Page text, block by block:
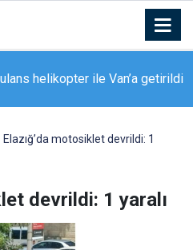
helikopter ile Van’a getirildi
Elazığ’da motosiklet devrildi: 1
devrildi: 1 yaralı